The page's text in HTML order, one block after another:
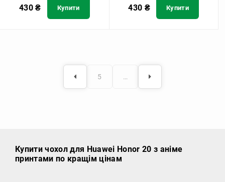
430₴ Купити 430 ₴ Купити
5 …
Купити чохол для Huawei Honor 20 з аніме
принтами по кращім цінам